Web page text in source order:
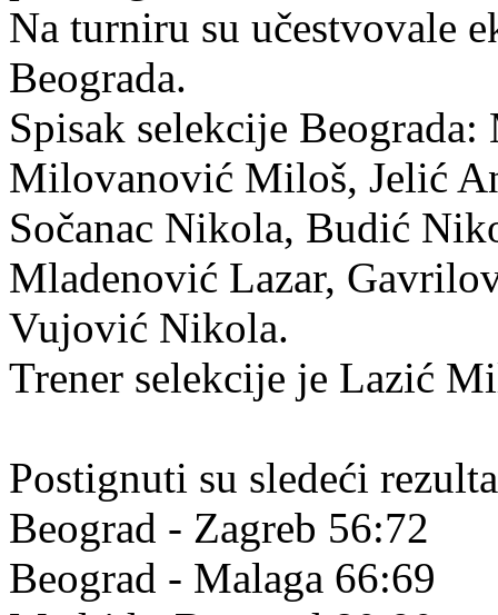
Na turniru su učestvovale
Beograda.
Spisak selekcije
Milovanović Miloš, Jelić
Sočanac Nikola, Budić
Mladenović Lazar,
Vujović Nikola.
Trener selekcije je Lazić
Postignuti su sledeći
Beograd - Zagreb 56:72
Beograd - Malaga 66:69